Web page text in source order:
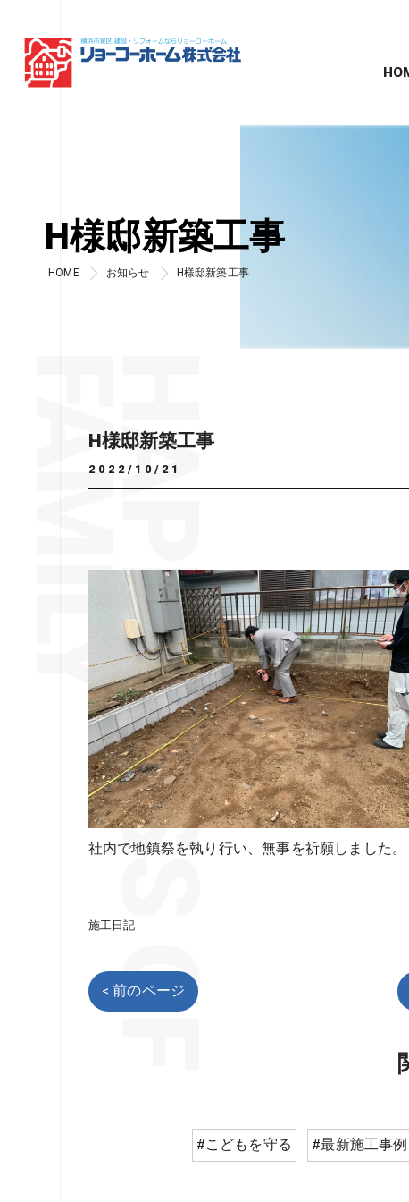
H様邸新築工事
HOME お知らせ H様邸新築工事
H様邸新築工事
2022/10/21
社内で地鎮祭を執り行い、無事を祈願しました。
施工日記
< 前のページ
#こどもを守る #最新施工事例